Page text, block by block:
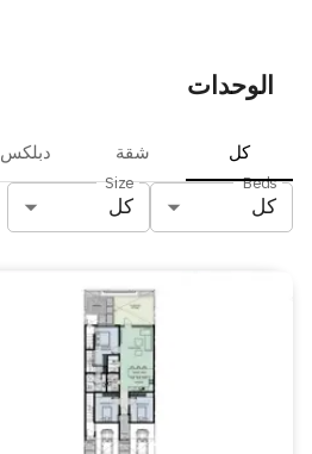
الوحدات
كل شقة دبلكس
Beds
كل
Size
كل